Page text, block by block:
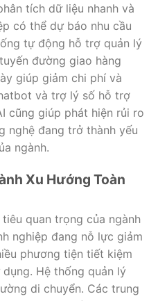
tích dữ liệu nhanh và
có thể dự báo nhu cầu
tự động hỗ trợ quản lý
đường giao hàng
giúp giảm chi phí và
và trợ lý số hỗ trợ
cũng giúp phát hiện rủi ro
nghệ đang trở thành yếu
ngành.
Xu Hướng Toàn
quan trọng của ngành
nghiệp đang nỗ lực giảm
phương tiện tiết kiệm
Hệ thống quản lý
di chuyển. Các trung